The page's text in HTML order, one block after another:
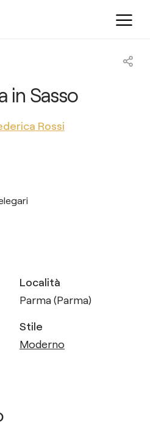
in Sasso
Rossi
Località
Parma (Parma)
Stile
Moderno